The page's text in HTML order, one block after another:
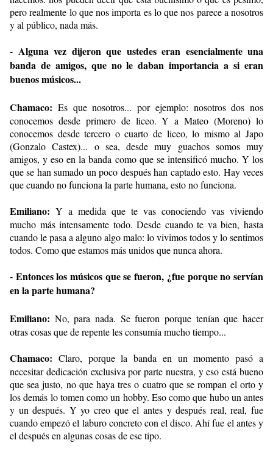
pero realmente lo que nos importa es lo que nos parece a nosotros
y al público, nada más.
- Alguna vez dijeron que ustedes eran esencialmente una
banda de amigos, que no le daban importancia a si eran
buenos músicos...
Chamaco: Es que nosotros... por ejemplo: nosotros dos nos
conocemos desde primero de liceo. Y a Mateo (Moreno) lo
conocemos desde tercero o cuarto de liceo, lo mismo al Japo
(Gonzalo Castex)... o sea, desde muy guachos somos muy
amigos, y eso en la banda como que se intensificó mucho. Y los
que se han sumado un poco después han captado esto. Hay veces
que cuando no funciona la parte humana, esto no funciona.
Emiliano: Y a medida que te vas conociendo vas viviendo
mucho más intensamente todo. Desde cuando te va bien, hasta
cuando le pasa a alguno algo malo: lo vivimos todos y lo sentimos
todos. Como que estamos más unidos que nunca ahora.
- Entonces los músicos que se fueron, ¿fue porque no servían
en la parte humana?
Emiliano: No, para nada. Se fueron porque tenían que hacer
otras cosas que de repente les consumía mucho tiempo...
Chamaco: Claro, porque la banda en un momento pasó a
necesitar dedicación exclusiva por parte nuestra, y eso está bueno
que sea justo, no que haya tres o cuatro que se rompan el orto y
los demás lo tomen como un hobby. Eso como que hubo un antes
y un después. Y yo creo que el antes y después real, real, fue
cuando empezó el laburo concreto con el disco. Ahí fue el antes y
el después en algunas cosas de ese tipo.